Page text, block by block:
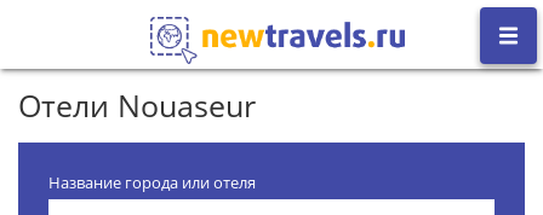
Отели Nouaseur
Название города или отеля